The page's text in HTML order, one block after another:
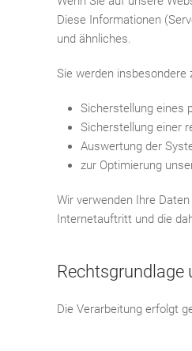
Diese Informationen
und ähnliches.
Sie werden insbesondere
Sicherstellung eines
Sicherstellung einer
Auswertung der
zur Optimierung
Wir verwenden Ihre
Internetauftritt und die
Rechtsgrundlage
Die Verarbeitung erfolgt